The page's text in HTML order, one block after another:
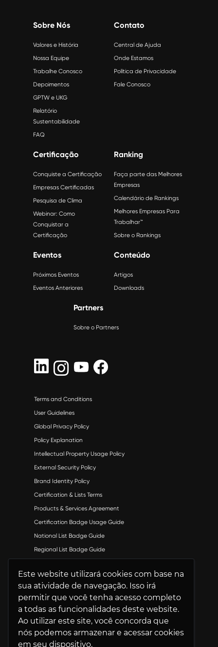
Este website utilizará cookies com base na
sua atividade de navegação. Isso irá
permitir que você tenha acesso completo
a todas as funcionalidades deste website.
Ao utilizar este site, você concorda que
nós podemos armazenar e acessar cookies
em seu dispositivo.
Sobre Nós
Valores e História
Nossa Equipe
Trabalhe Conosco
Depoimentos
GPTW e UKG
Relatório
Sustentabilidade
FAQ
Contato
Central de Ajuda
Onde Estamos
Política de Privacidade
Fale Conosco
Certificação
Conquiste a Certificação
Empresas Certificadas
Pesquisa de Clima
Webinar: Como
Conquistar a
Certificação
Ranking
Faça parte das Melhores
Empresas
Calendário de Rankings
Melhores Empresas Para
Trabalhar™
Sobre o Rankings
Eventos
Próximos Eventos
Eventos Anteriores
Conteúdo
Artigos
Downloads
Partners
Sobre o Partners
Terms and Conditions
User Guidelines
Global Privacy Policy
Policy Explanation
Intellectual Property Usage Policy
External Security Policy
Brand Identity Policy
Certification & Lists Terms
Products & Services Agreement
Certification Badge Usage Guide
National List Badge Guide
Regional List Badge Guide
U.S. Best Workplaces™ List Guidelines
© 2026 Great Place To Work®. Todos os